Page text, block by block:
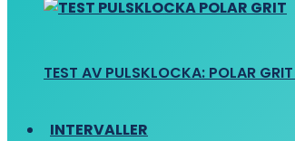
TEST AV PULSKLOCKA: POLAR
INTERVALLER